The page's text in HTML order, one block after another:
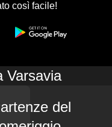
così facile!
Varsavia
del